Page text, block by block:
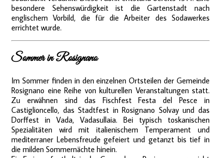
besondere Sehenswürdigkeit ist die Gartenstadt nach
englischem Vorbild, die für die Arbeiter des Sodawerkes
errichtet wurde.
Sommer in Rosignano
Im Sommer finden in den einzelnen Ortsteilen der Gemeinde
Rosignano eine Reihe von kulturellen Veranstaltungen statt.
Zu erwähnen sind das Fischfest Festa del Pesce in
Castiglioncello, das Stadtfest in Rosignano Solvay und das
Dorffest in Vada, Vadasullaia. Bei typisch toskanischen
Spezialitäten wird mit italienischem Temperament und
mediterraner Lebensfreude gefeiert und getanzt bis tief in
die milden Sommernächte hinein.